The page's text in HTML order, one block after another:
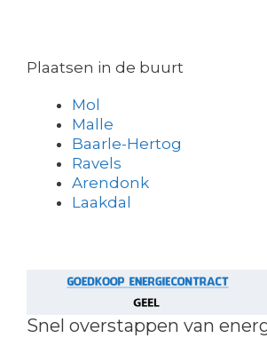
Plaatsen in de buurt
Mol
Malle
Baarle-Hertog
Ravels
Arendonk
Laakdal
Snel overstappen van